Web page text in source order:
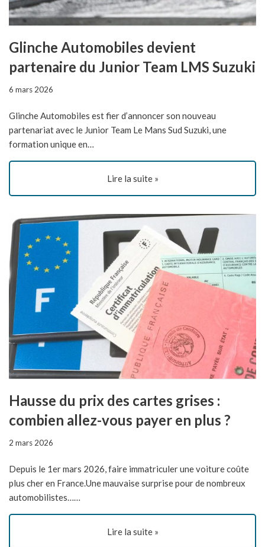
Glinche Automobiles devient
partenaire du Junior Team LMS Suzuki
6 mars 2026
Glinche Automobiles est fier d’annoncer son nouveau
partenariat avec le Junior Team Le Mans Sud Suzuki, une
formation unique en…
Lire la suite »
Hausse du prix des cartes grises :
combien allez-vous payer en plus ?
2 mars 2026
Depuis le 1er mars 2026, faire immatriculer une voiture coûte
plus cher en France.Une mauvaise surprise pour de nombreux
automobilistes……
Lire la suite »